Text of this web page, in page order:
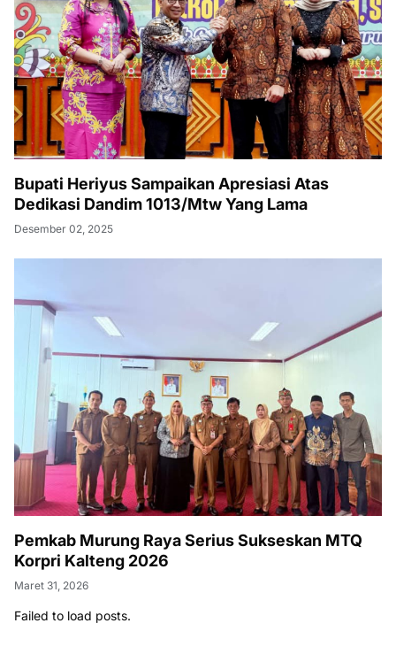
Bupati Heriyus Sampaikan Apresiasi Atas
Dedikasi Dandim 1013/Mtw Yang Lama
Desember 02, 2025
Pemkab Murung Raya Serius Sukseskan MTQ
Korpri Kalteng 2026
Maret 31, 2026
Failed to load posts.